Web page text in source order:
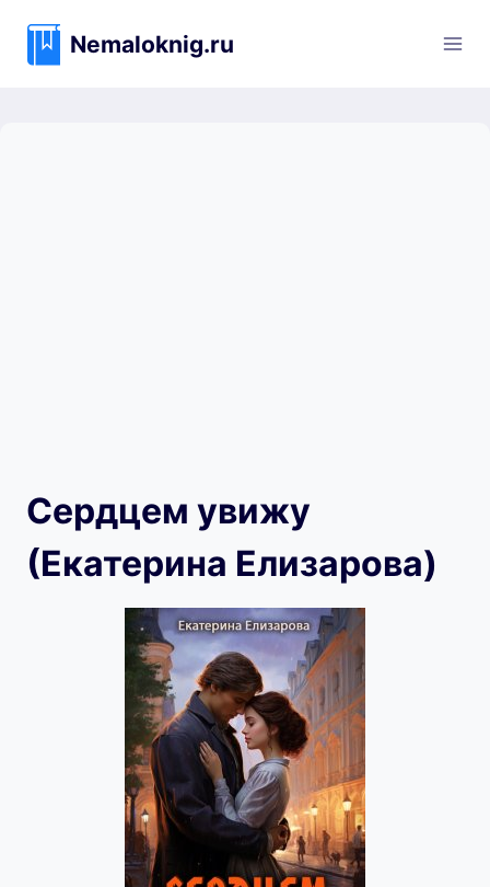
содержимому
Nemaloknig.ru
Сердцем увижу
(Екатерина Елизарова)